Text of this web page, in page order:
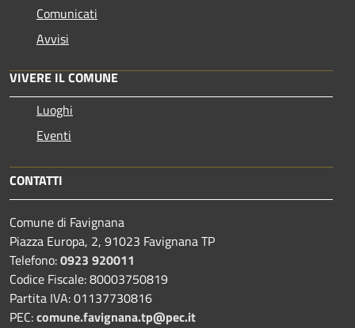
Comunicati
Avvisi
VIVERE IL COMUNE
Luoghi
Eventi
CONTATTI
Comune di Favignana
Piazza Europa, 2, 91023 Favignana TP
Telefono:0923 920011
Codice Fiscale: 80003750819
Partita IVA: 01137730816
PEC:comune.favignana.tp@pec.it